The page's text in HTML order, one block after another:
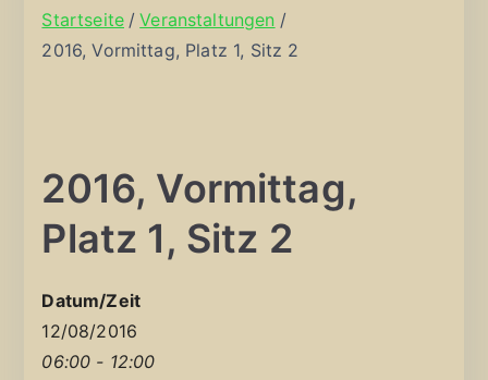
Startseite
Veranstaltungen
2016, Vormittag, Platz 1, Sitz 2
2016, Vormittag,
Platz 1, Sitz 2
Datum/Zeit
12/08/2016
06:00 - 12:00